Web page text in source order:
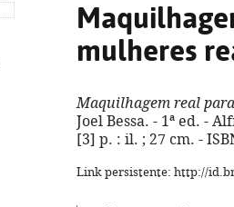
mulheres
Maquilhagem real
Joel Bessa. - 1ª ed. -
[3] p. : il. ; 27 cm. -
Link persistente: http://